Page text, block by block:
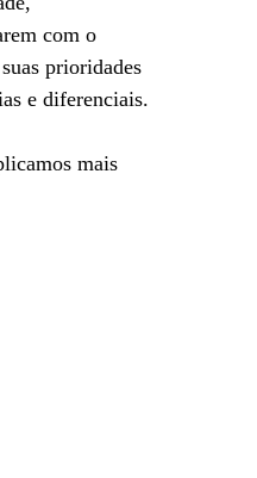
com o
prioridades
e diferenciais.
mais